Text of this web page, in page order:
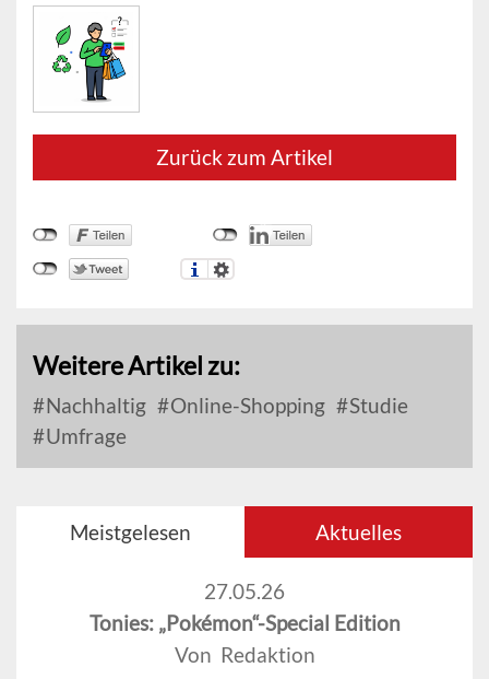
Zurück zum Artikel
Weitere Artikel zu:
Nachhaltig Online-Shopping
Studie
Umfrage
Meistgelesen Aktuelles
27.05.26
Tonies: „Pokémon“-Special Edition
Von Redaktion